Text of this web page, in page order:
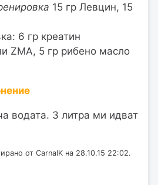
15 гр Левцин, 15
6 гр креатин
ZMA, 5 гр рибено масло
водата. 3 литра ми идват
от CarnalK на 28.10.15 22:02.